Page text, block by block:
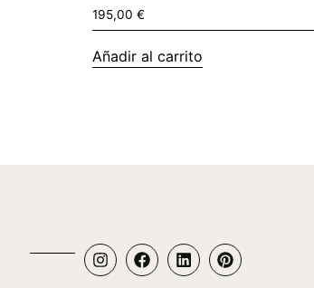
195,00 €
Añadir al carrito